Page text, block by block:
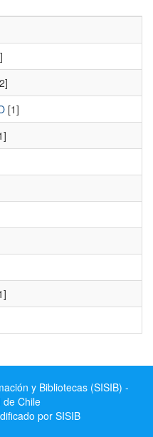
[1]
y Bibliotecas (SISIB) -
de Chile
por SISIB